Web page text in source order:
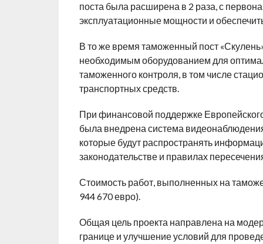
поста была расширена в 2 раза, с
эксплуатационные мощности и
В то же время таможенный пост
необходимым оборудованием для
таможенного контроля, в том числе
транспортных средств.
При финансовой поддержке
была внедрена система
которые будут распространять
законодательстве и правилах
Стоимость работ, выполненных на
944 670 евро).
Общая цель проекта направлена ​​на
границе и улучшение условий для